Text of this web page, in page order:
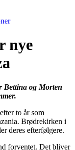
nye
Bettina og Morten
to år som
Brødrekirken i
deres efterfølgere.
forventet. Det bliver